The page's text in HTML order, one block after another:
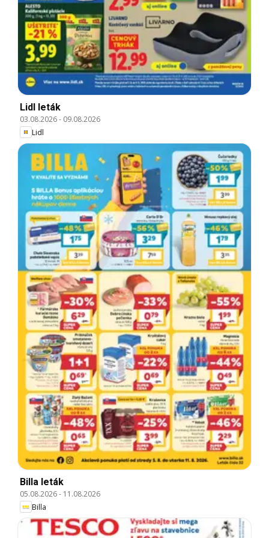
Lidl leták
03.08.2026- 09.08.2026
Lidl
Billa leták
05.08.2026- 11.08.2026
Billa